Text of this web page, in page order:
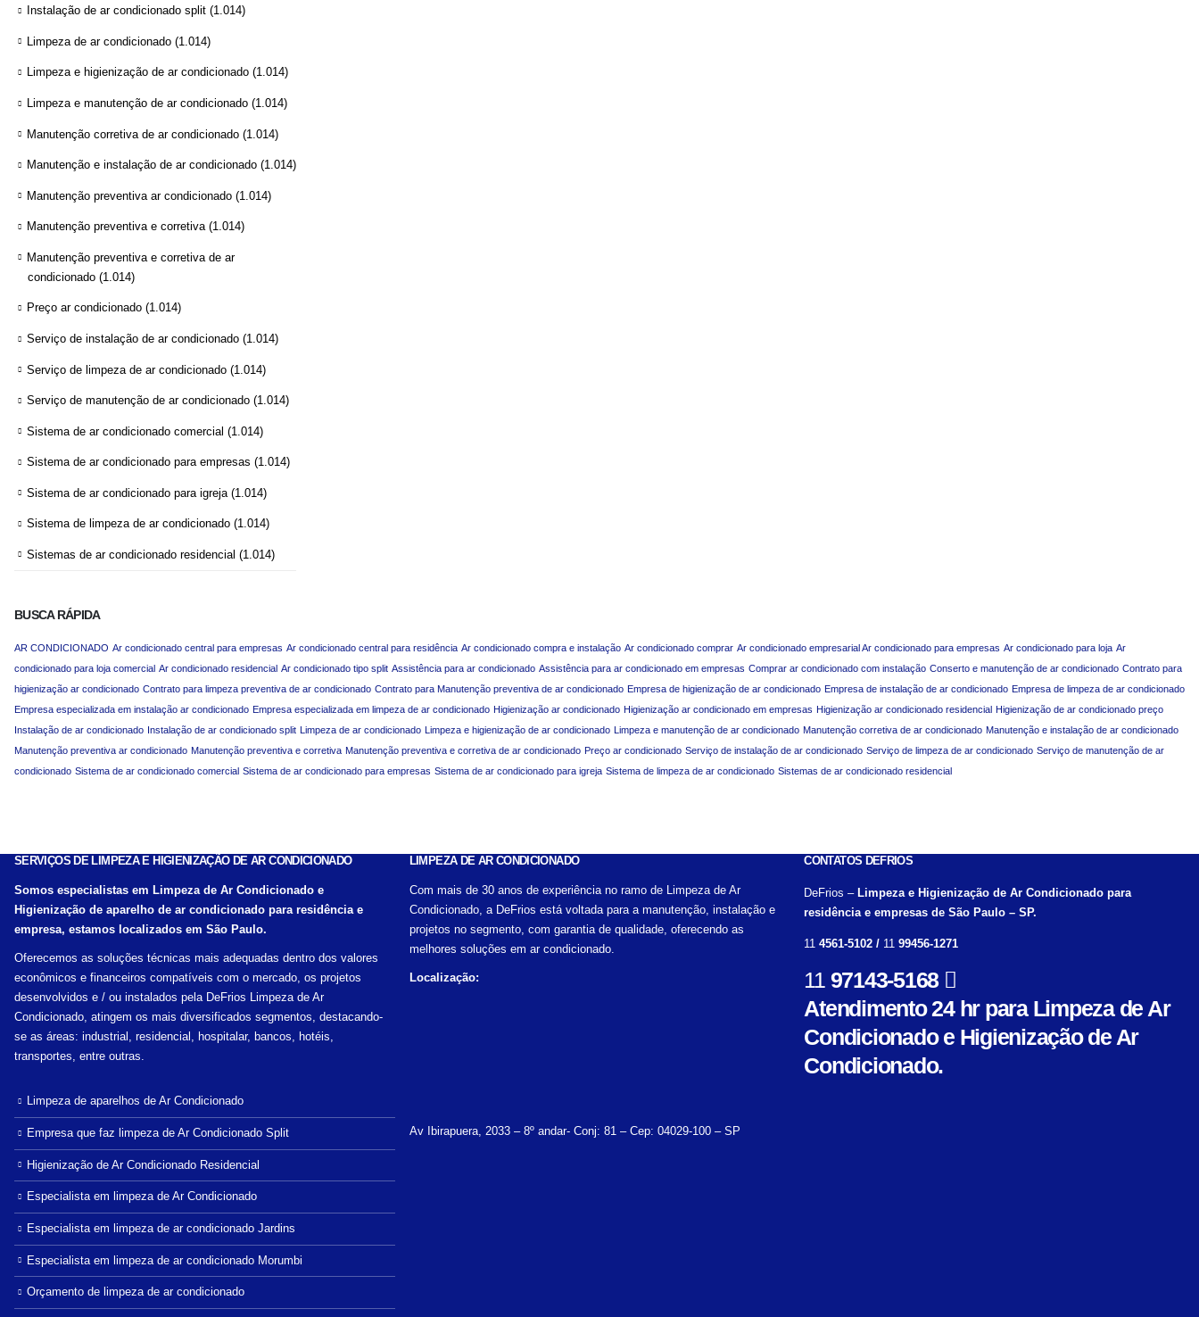
Instalação de ar condicionado split (1.014)
Limpeza de ar condicionado (1.014)
Limpeza e higienização de ar condicionado (1.014)
Limpeza e manutenção de ar condicionado (1.014)
Manutenção corretiva de ar condicionado (1.014)
Manutenção e instalação de ar condicionado (1.014)
Manutenção preventiva ar condicionado (1.014)
Manutenção preventiva e corretiva(1.014)
Manutenção preventiva e corretiva de ar
condicionado (1.014)
Preço ar condicionado (1.014)
Serviço de instalação de ar condicionado (1.014)
Serviço de limpeza de ar condicionado (1.014)
Serviço de manutenção de ar condicionado (1.014)
Sistema de ar condicionado comercial (1.014)
Sistema de ar condicionado para empresas (1.014)
Sistema de ar condicionado para igreja (1.014)
Sistema de limpeza de ar condicionado (1.014)
Sistemas de ar condicionado residencial (1.014)
BUSCA RÁPIDA
AR CONDICIONADO Ar condicionado central para empresas Ar condicionado central para residência Ar condicionado compra e instalação Ar condicionado comprar Ar condicionado empresarial Ar condicionado para empresas Ar condicionado para loja Ar
condicionado para loja comercial Ar condicionado residencial Ar condicionado tipo split Assistência para ar condicionado Assistência para ar condicionado em empresas Comprar ar condicionado com instalação Conserto e manutenção de ar condicionado Contrato para
higienização ar condicionado Contrato para limpeza preventiva de ar condicionado Contrato para Manutenção preventiva de ar condicionado Empresa de higienização de ar condicionado Empresa de instalação de ar condicionado Empresa de limpeza de ar condicionado
Empresa especializada em instalação ar condicionado Empresa especializada em limpeza de ar condicionado Higienização ar condicionado Higienização ar condicionado em empresas Higienização ar condicionado residencial
Higienização de ar condicionado preço
Instalação de ar condicionado Instalação de ar condicionado split Limpeza de ar condicionado Limpeza e higienização de ar condicionado Limpeza e manutenção de ar condicionado Manutenção corretiva de ar condicionado Manutenção e instalação de ar condicionado
Manutenção preventiva ar condicionado Manutenção preventiva e corretiva Manutenção preventiva e corretiva de ar condicionado Preço ar condicionado Serviço de instalação de ar condicionado Serviço de limpeza de ar condicionado Serviço de manutenção de ar
condicionado Sistema de ar condicionado comercial Sistema de ar condicionado para empresas Sistema de ar condicionado para igreja Sistema de limpeza de ar condicionado Sistemas de ar condicionado residencial
SERVIÇOS DE LIMPEZA E HIGIENIZAÇÃO DE AR CONDICIONADO
Somos especialistas em Limpeza de Ar Condicionado e
Higienização de aparelho de ar condicionado para residência e
empresa, estamos localizados em São Paulo.
Oferecemos as soluções técnicas mais adequadas dentro dos valores
econômicos e financeiros compatíveis com o mercado, os projetos
desenvolvidos e / ou instalados pela DeFrios Limpeza de Ar
Condicionado, atingem os mais diversificados segmentos, destacando-
se as áreas: industrial, residencial, hospitalar, bancos, hotéis,
transportes, entre outras.
Limpeza de aparelhos de Ar Condicionado
Empresa que faz limpeza de Ar Condicionado Split
Higienização de Ar Condicionado Residencial
Especialista em limpeza de Ar Condicionado
Especialista em limpeza de ar condicionado Jardins
Especialista em limpeza de ar condicionado Morumbi
Orçamento de limpeza de ar condicionado
LIMPEZA DE AR CONDICIONADO
Com mais de 30 anos de experiência no ramo de Limpeza de Ar
Condicionado, a DeFrios está voltada para a manutenção, instalação e
projetos no segmento, com garantia de qualidade, oferecendo as
melhores soluções em ar condicionado.
Localização:
Av Ibirapuera, 2033 – 8º andar- Conj: 81 – Cep: 04029-100 – SP
CONTATOS DEFRIOS
DeFrios – Limpeza e Higienização de Ar Condicionado para
residência e empresas de São Paulo – SP.
114561-5102 / 1199456-1271
11 97143-5168
Atendimento 24 hr para Limpeza de Ar
Condicionado e Higienização de Ar
Condicionado.